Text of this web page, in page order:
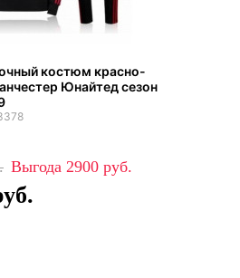
костюм красно-
Юнайтед сезон
2900